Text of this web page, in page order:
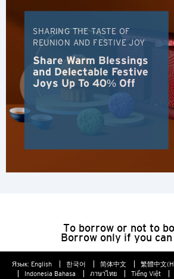
SHARING THE TASTE OF
REUNION AND FESTIVE JOY
Share Warm Blessings
and Delectable Festive
Joys Up To 40% Off
To borrow or not to
Borrow only if you
Язык: English 한국어 简体中文 繁體中文
Indonesia Bahasa
ภาษาไทย Tiếng Việt
Новые Территории, Hong
S
简体中文